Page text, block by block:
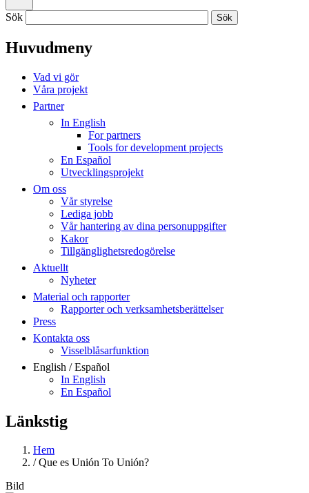
Sök
Huvudmeny
Vad vi gör
Våra projekt
Partner
In English
For partners
Tools for development projects
En Español
Utvecklingsprojekt
Om oss
Vår styrelse
Lediga jobb
Vår hantering av dina personuppgifter
Kakor
Tillgänglighetsredogörelse
Aktuellt
Nyheter
Material och rapporter
Rapporter och verksamhetsberättelser
Press
Kontakta oss
Visselblåsarfunktion
English / Español
In English
En Español
Länkstig
Hem
/ Que es Unión To Unión?
Bild